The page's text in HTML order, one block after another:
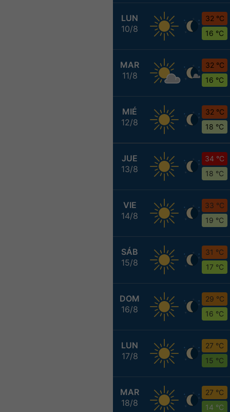
LUN
10/8
32 °C
16 °C
MAR
11/8
32 °C
16 °C
MIÉ
12/8
32 °C
18 °C
JUE
13/8
34 °C
18 °C
VIE
14/8
33 °C
19 °C
SÁB
15/8
31 °C
17 °C
DOM
16/8
29 °C
16 °C
LUN
17/8
27 °C
15 °C
MAR
18/8
27 °C
14 °C